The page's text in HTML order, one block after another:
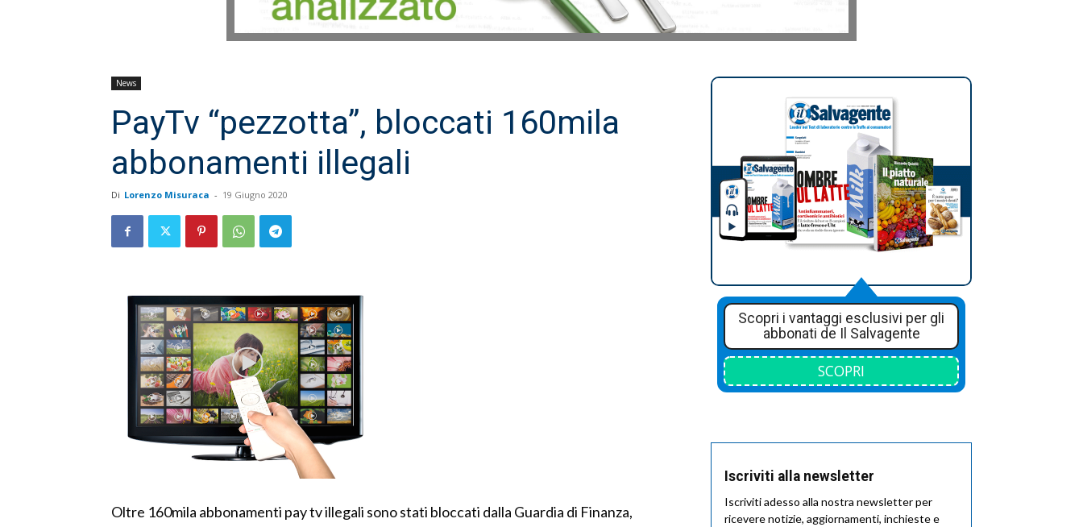
News
PayTv “pezzotta”, bloccati 160mila
abbonamenti illegali
Di Lorenzo Misuraca - 19 Giugno 2020
Oltre 160mila abbonamenti pay tv illegali sono stati bloccati dalla Guardia di Finanza,
Scopri i vantaggi esclusivi per gli
abbonati de Il Salvagente
SCOPRI
Iscriviti alla newsletter
Iscriviti adesso alla nostra newsletter per
ricevere notizie, aggiornamenti, inchieste e